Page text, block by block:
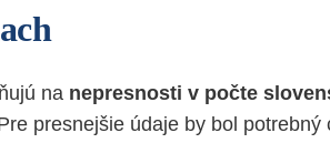
na nepresnosti v počte
presnejšie údaje by bol potrebný